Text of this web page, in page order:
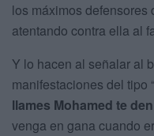
los máximos
atentando contra ella al
Y lo hacen al señalar al
manifestaciones del tipo “
llames Mohamed te
venga en gana cuando